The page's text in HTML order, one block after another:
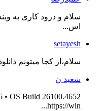
سلام و درود کاری به
اس...
setayesh
سلام،از کجا میتونم
سعید ن
• OS Build 26100.4652
https://win...